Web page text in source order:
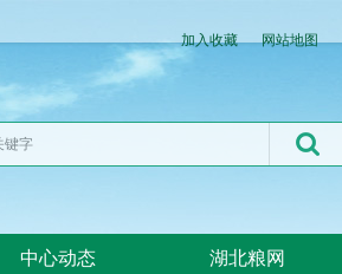
加入收藏 网站地图
中心动态 湖北粮网